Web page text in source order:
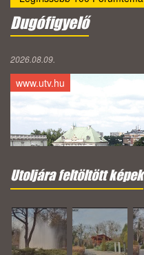
Dugófigyelő
2026.08.09.
www.utv.hu
Utoljára feltöltött képek